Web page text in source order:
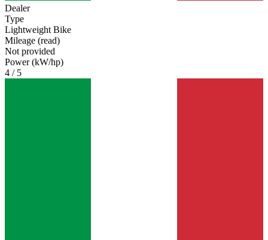
Dealer
Type
Lightweight Bike
Mileage (read)
Not provided
Power (kW/hp)
4 / 5